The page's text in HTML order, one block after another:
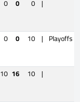
0 0 0 |
0 0 10 | Playoffs
10 16 10 |